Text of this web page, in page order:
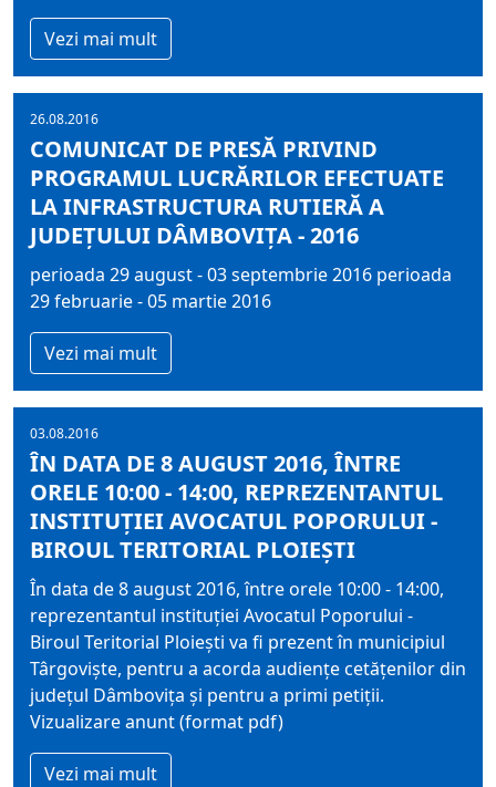
Vezi mai mult
26.08.2016
COMUNICAT DE PRESĂ PRIVIND
PROGRAMUL LUCRĂRILOR EFECTUATE
LA INFRASTRUCTURA RUTIERĂ A
JUDEŢULUI DÂMBOVIŢA - 2016
perioada 29 august - 03 septembrie 2016 perioada
29 februarie - 05 martie 2016
Vezi mai mult
03.08.2016
ÎN DATA DE 8 AUGUST 2016, ÎNTRE
ORELE 10:00 - 14:00, REPREZENTANTUL
INSTITUŢIEI AVOCATUL POPORULUI -
BIROUL TERITORIAL PLOIEŞTI
În data de 8 august 2016, între orele 10:00 - 14:00,
reprezentantul instituţiei Avocatul Poporului -
Biroul Teritorial Ploieşti va fi prezent în municipiul
Târgovişte, pentru a acorda audienţe cetăţenilor din
judeţul Dâmboviţa şi pentru a primi petiţii.
Vizualizare anunt (format pdf)
Vezi mai mult